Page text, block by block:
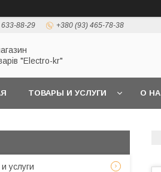
88-29 +380 (93) 465-78-38
"Electro-kr"
ТОВАРЫ И УСЛУГИ О
услуги